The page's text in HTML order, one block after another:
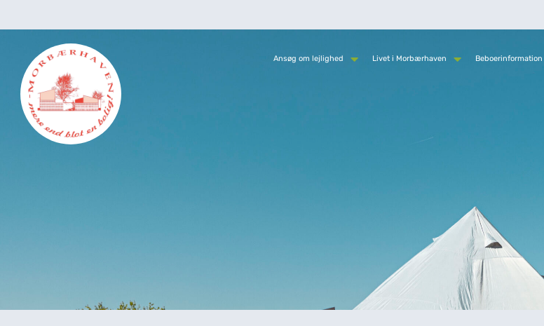
Ansøg om lejlighed Livet i Morbærhaven Beboerinformation